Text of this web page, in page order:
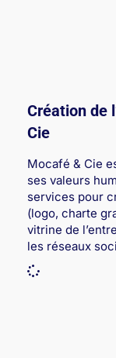
Création de
Cie
Mocafé & Cie
ses valeurs
services pour
(logo, charte
vitrine de
les réseaux